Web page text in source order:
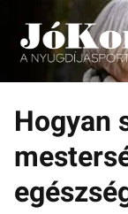
Tovább
tartalomra
Tudnivalók,
Hogyan